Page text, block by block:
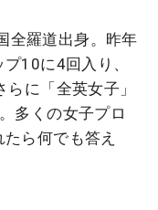
全羅道出身。昨年
10に4回入り、
に「全英女子」
多くの女子プロ
ら何でも答え